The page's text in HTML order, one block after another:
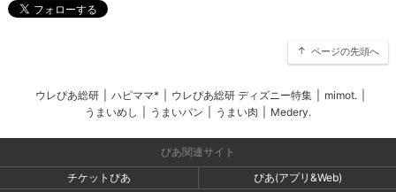
ページの先頭へ
ウレぴあ総研 ハピママ* ウレぴあ総研 ディズニー特集 mimot.
うまいめし
うまいパン うまい肉 Medery.
ぴあ関連サイト
チケットぴあ
ぴあ(アプリ&Web)